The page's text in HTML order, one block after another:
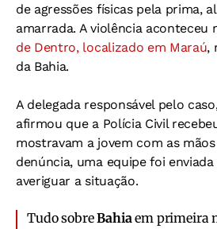
de agressões físicas pela prima,
amarrada. A violência aconteceu
de Dentro, localizado em Maraú,
da Bahia.
A delegada responsável pelo
afirmou que a Polícia Civil
mostravam a jovem com as
denúncia, uma equipe foi
averiguar a situação.
Tudo sobreBahia em primeira